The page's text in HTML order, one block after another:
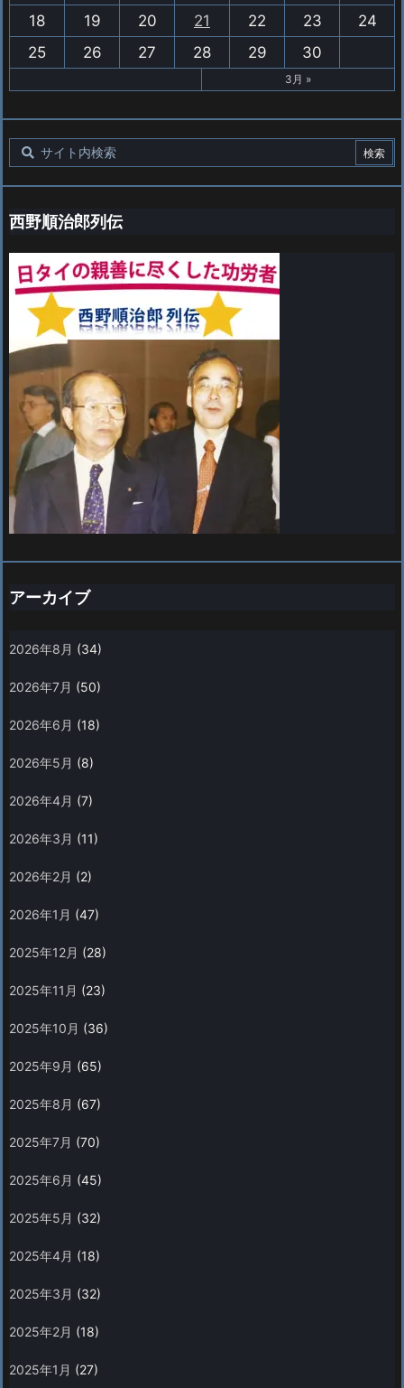
18
19 20 21 22 23
24
25
26 27 28 29 30
3月 »
西野順治郎列伝
アーカイブ
2026年8月 (34)
2026年7月 (50)
2026年6月 (18)
2026年5月 (8)
2026年4月 (7)
2026年3月 (11)
2026年2月 (2)
2026年1月 (47)
2025年12月 (28)
2025年11月 (23)
2025年10月 (36)
2025年9月 (65)
2025年8月 (67)
2025年7月 (70)
2025年6月 (45)
2025年5月 (32)
2025年4月 (18)
2025年3月 (32)
2025年2月 (18)
2025年1月 (27)